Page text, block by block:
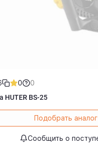
0 0
HUTER BS-25
Подобрать аналог
Сообщить о